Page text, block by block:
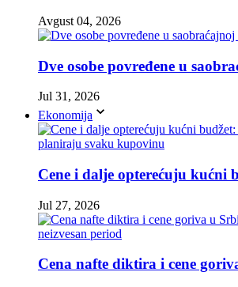
Avgust 04, 2026
Dve osobe povređene u
Jul 31, 2026
Ekonomija
Cene i dalje opterećuju kućni
Jul 27, 2026
Cena nafte diktira i cene